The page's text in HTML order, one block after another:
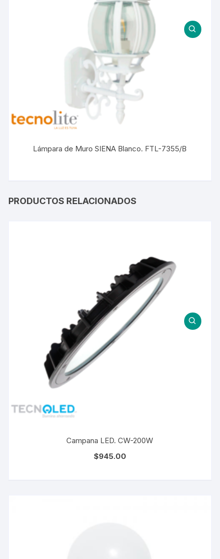
Lámpara de Muro SIENA Blanco. FTL-7355/B
PRODUCTOS RELACIONADOS
Campana LED. CW-200W
$945.00